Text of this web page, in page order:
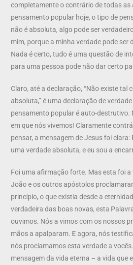
completamente o contrário de todas as
pensamento popular hoje, o tipo de
não é absoluta, algo pode ser
mim, porque a minha verdade pode ser
Nada é certo, tudo é uma questão de
para uma pessoa pode não dar certo
Claro, até a declaração, “Não existe tal
absoluta,” é uma declaração de
pensamento popular é auto-destrutivo.
em que nós vivemos! Claramente
pensar, a mensagem de Jesus foi clara:
uma verdade absoluta, e eu sou a
Foi uma afirmação forte. Mas esta foi
João e os outros apóstolos
princípio, o que existia desde a
verdadeira das boas novas, esta
ouvimos. Nós a vimos com os nossos
mãos a apalparam. E agora, nós
nós proclamamos esta verdade a
mensagem da vida eterna – a vida que